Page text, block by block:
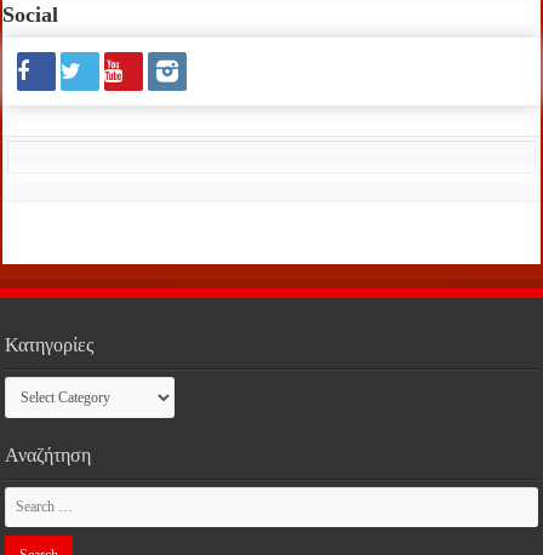
Social
Κατηγορίες
Κατηγορίες
Αναζήτηση